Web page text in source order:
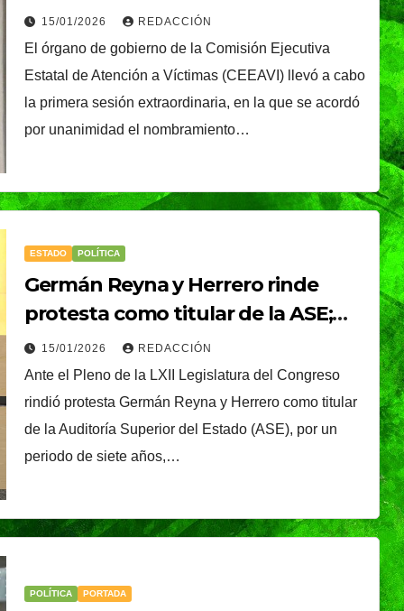
15/01/2026 REDACCIÓN
El órgano de gobierno de la Comisión Ejecutiva
Estatal de Atención a Víctimas (CEEAVI) llevó a cabo
la primera sesión extraordinaria, en la que se acordó
por unanimidad el nombramiento…
ESTADO POLÍTICA
Germán Reyna y Herrero rinde
protesta como titular de la ASE;
destaca que habrá trabajo
coordinado con el Congreso
15/01/2026 REDACCIÓN
Ante el Pleno de la LXII Legislatura del Congreso
rindió protesta Germán Reyna y Herrero como titular
de la Auditoría Superior del Estado (ASE), por un
periodo de siete años,…
POLÍTICA PORTADA
el
que
TENDENCIA VIDA │ ESTILO
Oreo® y BTS lanzan
su edición limitada
CRUZ